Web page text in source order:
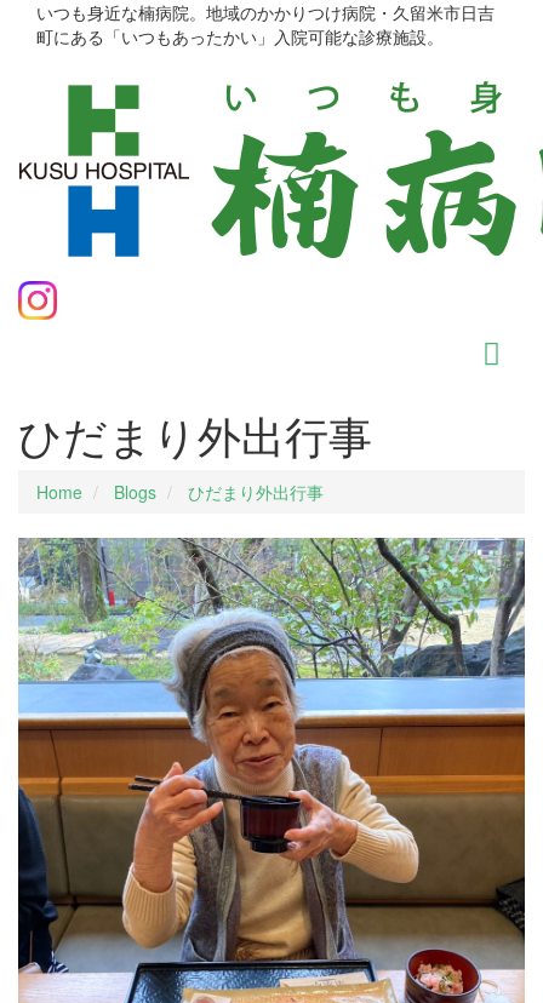
いつも身近な楠病院。地域のかかりつけ病院・久留米市日吉
町にある「いつもあったかい」入院可能な診療施設。
ひだまり外出行事
Home Blogs ひだまり外出行事